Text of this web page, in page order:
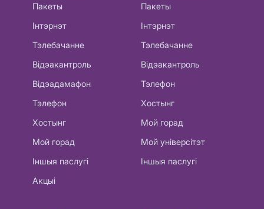
Пакеты
Інтэрнэт
Тэлебачанне
Відэакантроль
Відэадамафон
Тэлефон
Хостынг
Мой горад
Іншыя паслугі
Акцыі
Пакеты
Інтэрнэт
Тэлебачанне
Відэакантроль
Тэлефон
Хостынг
Мой горад
Мой універсітэт
Іншыя паслугі